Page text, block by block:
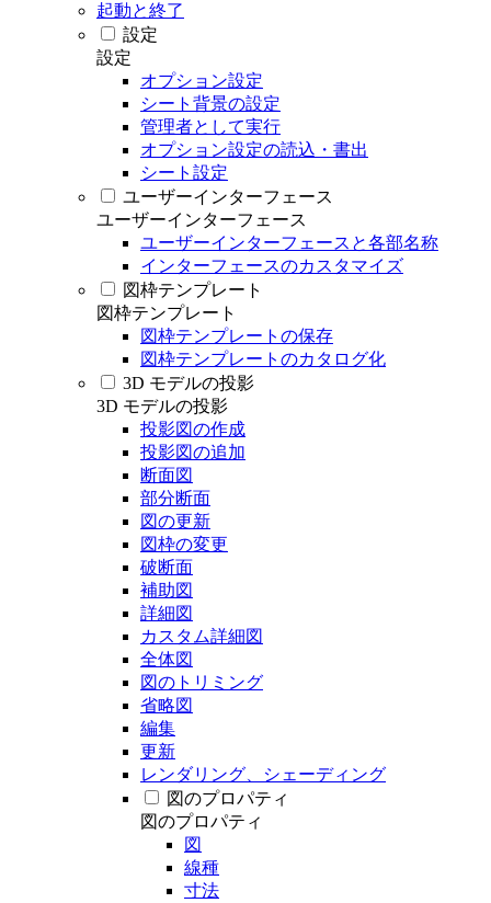
起動と終了
設定
設定
オプション設定
シート背景の設定
管理者として実行
オプション設定の読込・書出
シート設定
ユーザーインターフェース
ユーザーインターフェース
ユーザーインターフェースと各部名称
インターフェースのカスタマイズ
図枠テンプレート
図枠テンプレート
図枠テンプレートの保存
図枠テンプレートのカタログ化
3D モデルの投影
3D モデルの投影
投影図の作成
投影図の追加
断面図
部分断面
図の更新
図枠の変更
破断面
補助図
詳細図
カスタム詳細図
全体図
図のトリミング
省略図
編集
更新
レンダリング、シェーディング
図のプロパティ
図のプロパティ
図
線種
寸法